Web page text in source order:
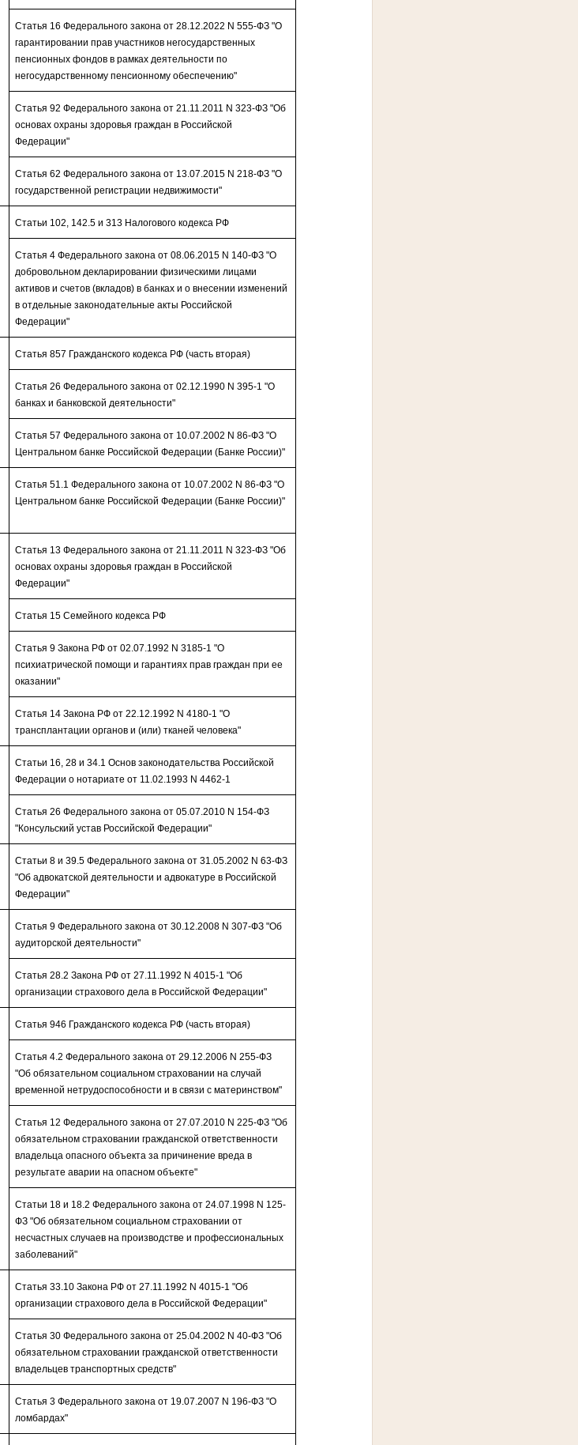
Статья 16 Федерального закона от 28.12.2022 N 555-ФЗ "О
гарантировании прав участников негосударственных
пенсионных фондов в рамках деятельности по
негосударственному пенсионному обеспечению"
Статья 92 Федерального закона от 21.11.2011 N 323-ФЗ "Об
основах охраны здоровья граждан в Российской
Федерации"
Статья 62 Федерального закона от 13.07.2015 N 218-ФЗ "О
государственной регистрации недвижимости"
Статьи 102, 142.5 и 313 Налогового кодекса РФ
Статья 4 Федерального закона от 08.06.2015 N 140-ФЗ "О
добровольном декларировании физическими лицами
активов и счетов (вкладов) в банках и о внесении изменений
в отдельные законодательные акты Российской
Федерации"
Статья 857 Гражданского кодекса РФ (часть вторая)
Статья 26 Федерального закона от 02.12.1990 N 395-1 "О
банках и банковской деятельности"
Статья 57 Федерального закона от 10.07.2002 N 86-ФЗ "О
Центральном банке Российской Федерации (Банке России)"
Статья 51.1 Федерального закона от 10.07.2002 N 86-ФЗ "О
Центральном банке Российской Федерации (Банке России)"
Статья 13 Федерального закона от 21.11.2011 N 323-ФЗ "Об
основах охраны здоровья граждан в Российской
Федерации"
Статья 15 Семейного кодекса РФ
Статья 9 Закона РФ от 02.07.1992 N 3185-1 "О
психиатрической помощи и гарантиях прав граждан при ее
оказании"
Статья 14 Закона РФ от 22.12.1992 N 4180-1 "О
трансплантации органов и (или) тканей человека"
Статьи 16, 28 и 34.1 Основ законодательства Российской
Федерации о нотариате от 11.02.1993 N 4462-1
Статья 26 Федерального закона от 05.07.2010 N 154-ФЗ
"Консульский устав Российской Федерации"
Статьи 8 и 39.5 Федерального закона от 31.05.2002 N 63-ФЗ
"Об адвокатской деятельности и адвокатуре в Российской
Федерации"
Статья 9 Федерального закона от 30.12.2008 N 307-ФЗ "Об
аудиторской деятельности"
Статья 28.2 Закона РФ от 27.11.1992 N 4015-1 "Об
организации страхового дела в Российской Федерации"
Статья 946 Гражданского кодекса РФ (часть вторая)
Статья 4.2 Федерального закона от 29.12.2006 N 255-ФЗ
"Об обязательном социальном страховании на случай
временной нетрудоспособности и в связи с материнством"
Статья 12 Федерального закона от 27.07.2010 N 225-ФЗ "Об
обязательном страховании гражданской ответственности
владельца опасного объекта за причинение вреда в
результате аварии на опасном объекте"
Статьи 18 и 18.2 Федерального закона от 24.07.1998 N 125-
ФЗ "Об обязательном социальном страховании от
несчастных случаев на производстве и профессиональных
заболеваний"
Статья 33.10 Закона РФ от 27.11.1992 N 4015-1 "Об
организации страхового дела в Российской Федерации"
Статья 30 Федерального закона от 25.04.2002 N 40-ФЗ "Об
обязательном страховании гражданской ответственности
владельцев транспортных средств"
Статья 3 Федерального закона от 19.07.2007 N 196-ФЗ "О
ломбардах"